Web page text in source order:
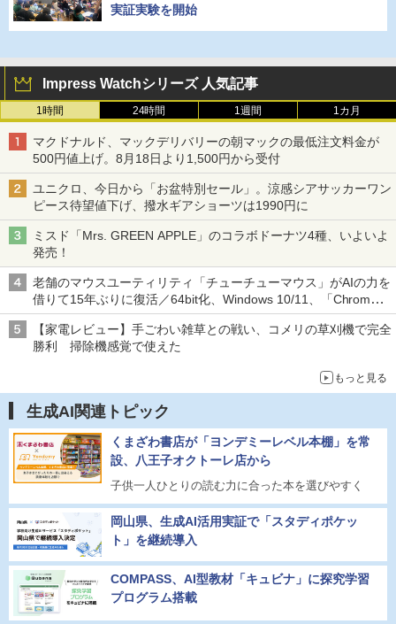
実証実験を開始
Impress Watchシリーズ 人気記事
1時間 24時間 1週間 1カ月
マクドナルド、マックデリバリーの朝マックの最低注文料金が
500円値上げ。8月18日より1,500円から受付
ユニクロ、今日から「お盆特別セール」。涼感シアサッカーワン
ピース待望値下げ、撥水ギアショーツは1990円に
ミスド「Mrs. GREEN APPLE」のコラボドーナツ4種、いよいよ
発売！
老舗のマウスユーティリティ「チューチューマウス」がAIの力を
借りて15年ぶりに復活／64bit化、Windows 10/11、「Chrome」
も走り回る。復活記念で2026年末まで500円
【家電レビュー】手ごわい雑草との戦い、コメリの草刈機で完全
勝利 掃除機感覚で使えた
もっと見る
生成AI関連トピック
くまざわ書店が「ヨンデミーレベル本棚」を常
設、八王子オクトーレ店から
子供一人ひとりの読む力に合った本を選びやすく
岡山県、生成AI活用実証で「スタディポケッ
ト」を継続導入
COMPASS、AI型教材「キュビナ」に探究学習
プログラム搭載